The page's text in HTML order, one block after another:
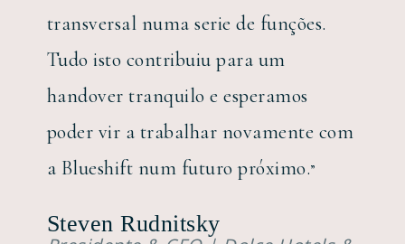
transversal numa serie de funções.
Tudo isto contribuiu para um
handover tranquilo e esperamos
poder vir a trabalhar novamente com
a Blueshift num futuro próximo.”
Steven Rudnitsky